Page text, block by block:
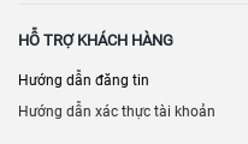
HỖ TRỢ KHÁCH HÀNG
Hướng dẫn đăng tin
Hướng dẫn xác thực tài khoản